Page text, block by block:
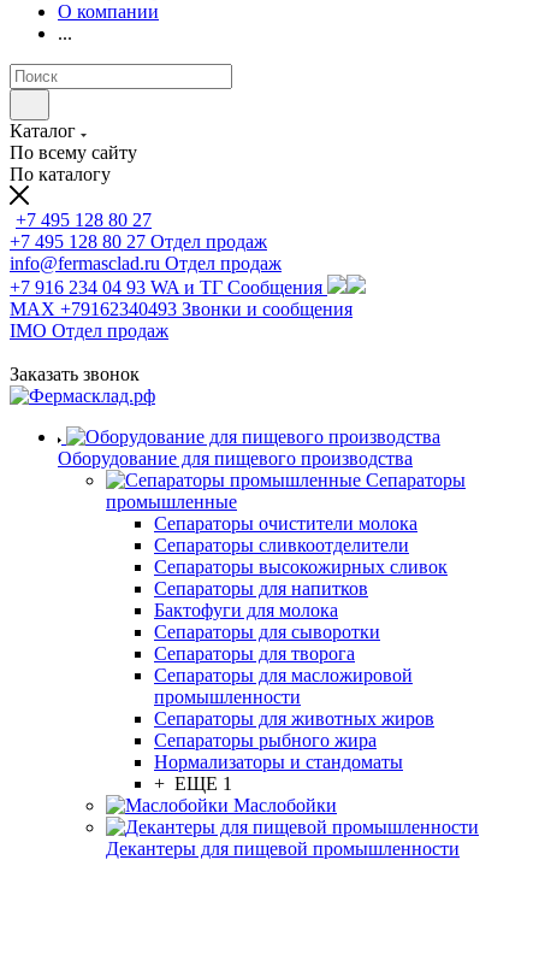
О компании
...
Каталог
По всему сайту
По каталогу
+7 495 128 80 27
+7 495 128 80 27 Отдел продаж
info@fermasclad.ru Отдел продаж
+7 916 234 04 93 WA и ТГ Сообщения
MAX +79162340493 Звонки и сообщения
IMO Отдел продаж
Заказать звонок
Оборудование для пищевого производства
Сепараторы
промышленные
Сепараторы очистители молока
Сепараторы сливкоотделители
Сепараторы высокожирных сливок
Сепараторы для напитков
Бактофуги для молока
Сепараторы для сыворотки
Сепараторы для творога
Сепараторы для масложировой
промышленности
Сепараторы для животных жиров
Сепараторы рыбного жира
Нормализаторы и стандоматы
+ ЕЩЕ 1
Маслобойки
Декантеры для пищевой промышленности